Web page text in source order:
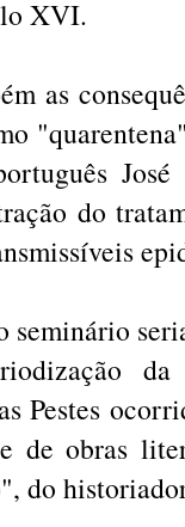
XVI.
as
José
do
seminário
Pestes
de obras
do